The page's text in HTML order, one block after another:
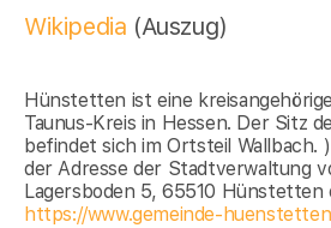
Wikipedia (Auszug)
Hünstetten ist eine
Taunus-Kreis in Hessen. Der Sitz
befindet sich im Ortsteil
der Adresse der Stadtverwaltung
Lagersboden 5, 65510 Hünstetten
https://www.gemeinde-